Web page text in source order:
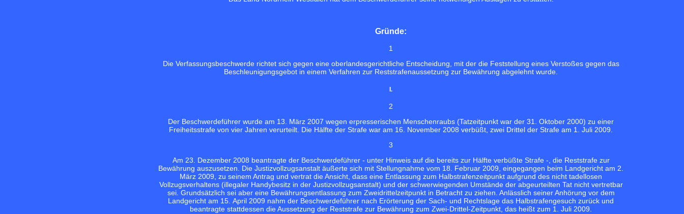
Gründe:
1
Die Verfassungsbeschwerde richtet sich gegen eine oberlandesgerichtliche Entscheidung, mit der die Feststellung eines Verstoßes gegen das
Beschleunigungsgebot in einem Verfahren zur Reststrafenaussetzung zur Bewährung abgelehnt wurde.
I.
2
Der Beschwerdeführer wurde am 13. März 2007 wegen erpresserischen Menschenraubs (Tatzeitpunkt war der 31. Oktober 2000) zu einer
Freiheitsstrafe von vier Jahren verurteilt. Die Hälfte der Strafe war am 16. November 2008 verbüßt, zwei Drittel der Strafe am 1. Juli 2009.
3
Am 23. Dezember 2008 beantragte der Beschwerdeführer - unter Hinweis auf die bereits zur Hälfte verbüßte Strafe -, die Reststrafe zur
Bewährung auszusetzen. Die Justizvollzugsanstalt äußerte sich mit Stellungnahme vom 18. Februar 2009, eingegangen beim Landgericht am 2.
März 2009, zu seinem Antrag und vertrat die Ansicht, dass eine Entlassung zum Halbstrafenzeitpunkt aufgrund des nicht tadellosen
Vollzugsverhaltens (illegaler Handybesitz in der Justizvollzugsanstalt) und der schwerwiegenden Umstände der abgeurteilten Tat nicht vertretbar
sei. Grundsätzlich sei aber eine Bewährungsentlassung zum Zweidrittelzeitpunkt in Betracht zu ziehen. Anlässlich seiner Anhörung vor dem
Landgericht am 15. April 2009 nahm der Beschwerdeführer nach Erörterung der Sach- und Rechtslage das Halbstrafengesuch zurück und
beantragte stattdessen die Aussetzung der Reststrafe zur Bewährung zum Zwei-Drittel-Zeitpunkt, das heißt zum 1. Juli 2009.